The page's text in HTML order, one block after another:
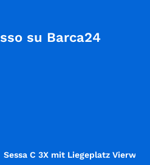
su Barca24
Sessa C 3X mit Liegeplatz